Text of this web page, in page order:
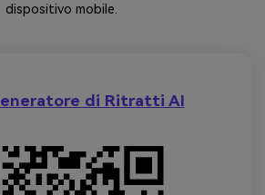
dispositivo mobile.
di Ritratti AI